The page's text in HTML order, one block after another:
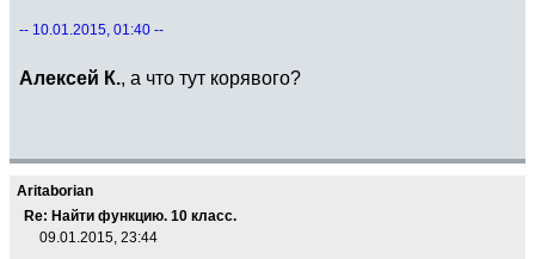
-- 10.01.2015, 01:40 --
Алексей К., а что тут корявого?
Aritaborian
Re: Найти функцию. 10 класс.
09.01.2015, 23:44